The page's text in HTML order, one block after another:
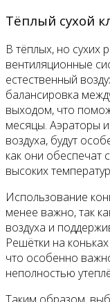
Тёплый сухой
В тёплых, но сухих
вентиляционные
естественный
балансировка
выходом, что
месяцы. Аэраторы
воздуха, будут
как они обеспечат
высоких
Использование
менее важно, так
воздуха и
Решётки на
что особенно
неполностью